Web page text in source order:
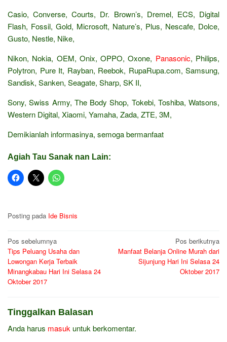
Casio, Converse, Courts, Dr. Brown’s, Dremel, ECS, Digital
Flash, Fossil, Gold, Microsoft, Nature’s, Plus, Nescafe, Dolce,
Gusto, Nestle, Nike,
Nikon, Nokia, OEM, Onix, OPPO, Oxone, Panasonic, Philips,
Polytron, Pure It, Rayban, Reebok, RupaRupa.com, Samsung,
Sandisk, Sanken, Seagate, Sharp, SK II,
Sony, Swiss Army, The Body Shop, Tokebi, Toshiba, Watsons,
Western Digital, Xiaomi, Yamaha, Zada, ZTE, 3M,
Demikianlah informasinya, semoga bermanfaat
Agiah Tau Sanak nan Lain:
Posting pada Ide Bisnis
Navigasi
pos
Pos sebelumnya
Tips Peluang Usaha dan
Lowongan Kerja Terbaik
Minangkabau Hari Ini Selasa 24
Oktober 2017
Pos berikutnya
Manfaat Belanja Online Murah dari
Sijunjung Hari Ini Selasa 24
Oktober 2017
Tinggalkan Balasan
Anda harus masuk untuk berkomentar.